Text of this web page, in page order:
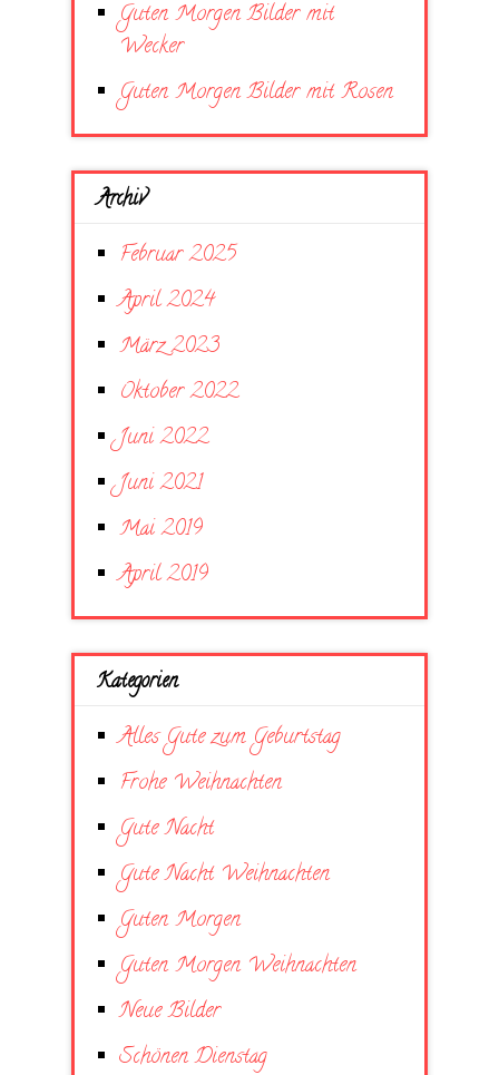
Guten Morgen Bilder mit
Wecker
Guten Morgen Bilder mit Rosen
Archiv
Februar 2025
April 2024
März 2023
Oktober 2022
Juni 2022
Juni 2021
Mai 2019
April 2019
Kategorien
Alles Gute zum Geburtstag
Frohe Weihnachten
Gute Nacht
Gute Nacht Weihnachten
Guten Morgen
Guten Morgen Weihnachten
Neue Bilder
Schönen Dienstag